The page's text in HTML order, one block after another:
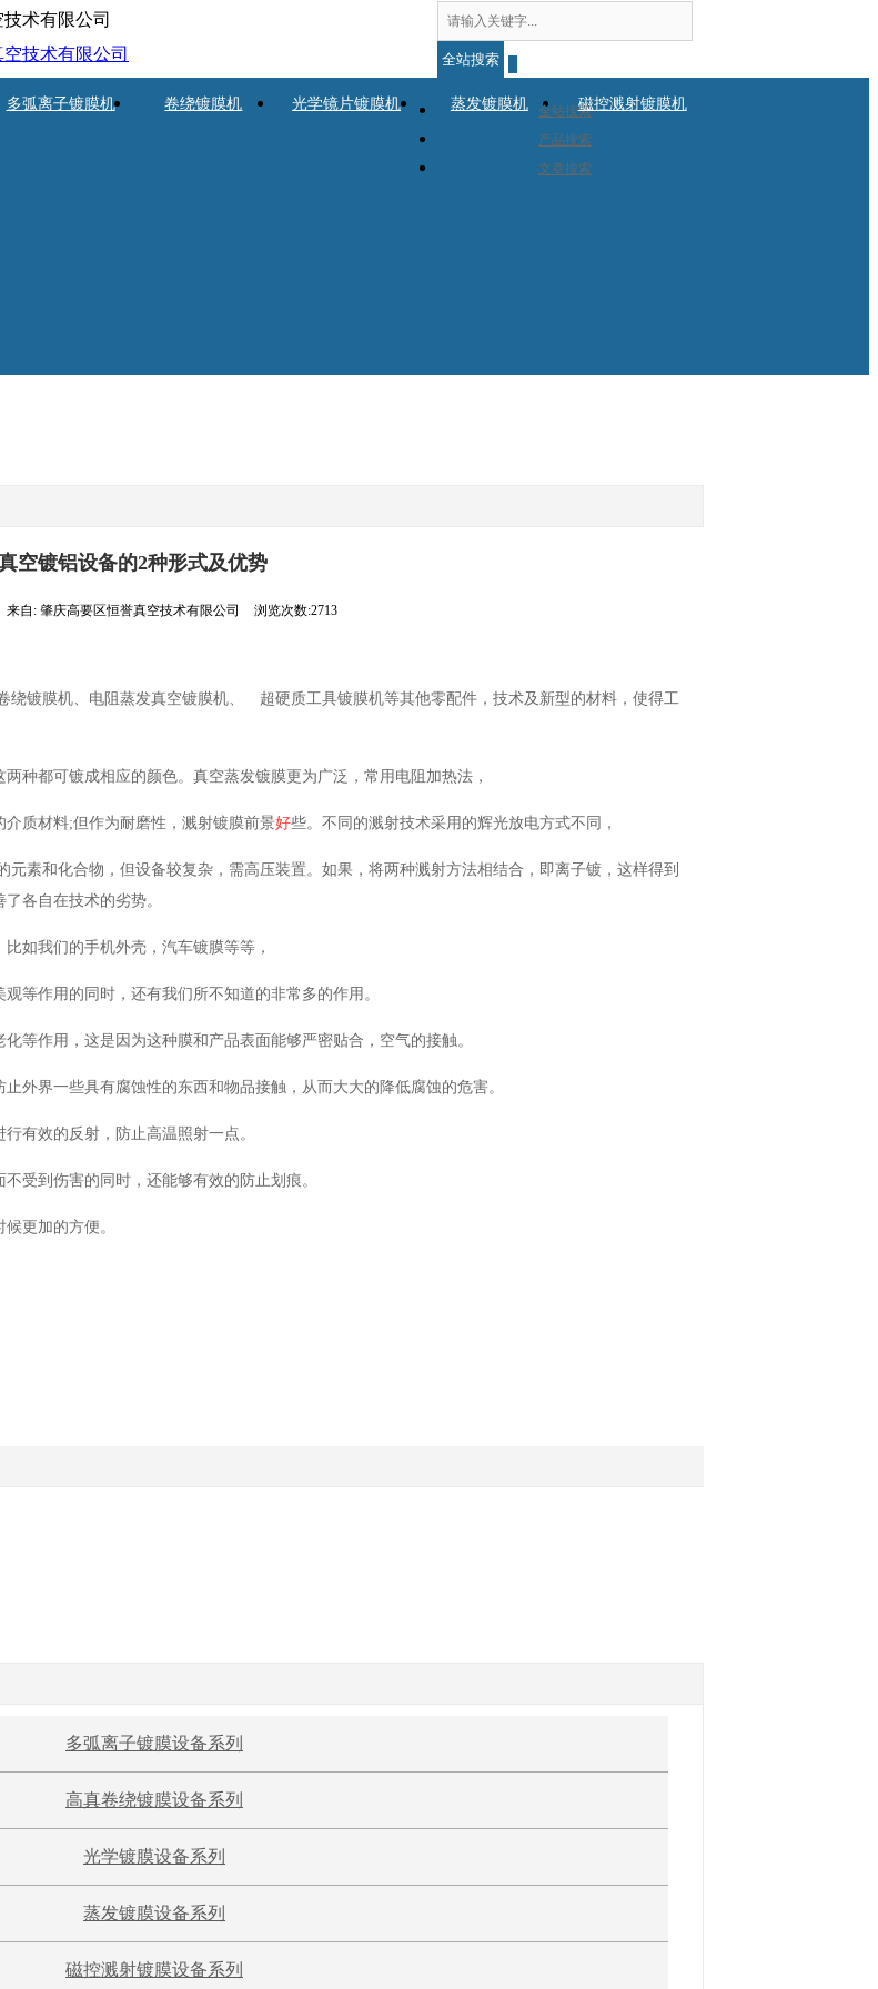
术有限公司
全站搜索
全站搜索
产品搜索
文章搜索
多弧离子镀膜机 卷绕镀膜机 光学镜片镀膜机 蒸发镀膜机 磁控溅射镀膜机
空镀铝设备的2种形式及优势
来自: 肇庆高要区恒誉真空技术有限公司 浏览次数:2713
绕镀膜机、电阻蒸发真空镀膜机、 超硬质工具镀膜机等其他零配件，技术及新型的材料，使得工
可镀成相应的颜色。真空蒸发镀膜更为广泛，常用电阻加热法，
材料;但作为耐磨性，溅射镀膜前景好些。不同的溅射技术采用的辉光放电方式不同，
化合物，但设备较复杂，需高压装置。如果，将两种溅射方法相结合，即离子镀，这样得到
各自在技术的劣势。
我们的手机外壳，汽车镀膜等等，
用的同时，还有我们所不知道的非常多的作用。
用，这是因为这种膜和产品表面能够严密贴合，空气的接触。
一些具有腐蚀性的东西和物品接触，从而大大的降低腐蚀的危害。
效的反射，防止高温照射一点。
到伤害的同时，还能够有效的防止划痕。
加的方便。
多弧离子镀膜设备系列
高真卷绕镀膜设备系列
光学镀膜设备系列
蒸发镀膜设备系列
磁控溅射镀膜设备系列